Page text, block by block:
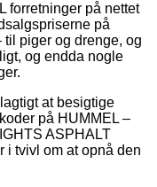
forretninger på nettet
på
piger og drenge, og
og endda nogle
at besigtige
på HUMMEL –
ASPHALT
i tvivl om at opnå den